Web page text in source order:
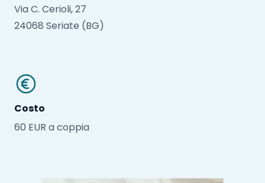
Via C. Cerioli, 27
24068 Seriate (BG)
Costo
60 EUR a coppia